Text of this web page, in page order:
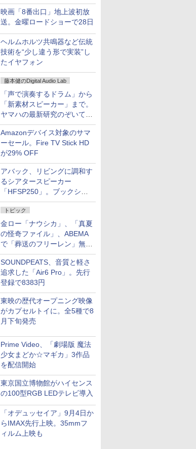
映画「8番出口」地上波初放
送。金曜ロードショーで28日
ヘルムホルツ共鳴器など伝統
技術を“少し違う形で実装”し
たイヤフォン
藤本健のDigital Audio Lab
「声で演奏するドラム」から
「新素材スピーカー」まで。
ヤマハの最新研究のぞいてき
た
Amazonデバイス対象のサマ
ーセール。Fire TV Stick HD
が29% OFF
アバック、リビングに調和す
るシアタースピーカー
「HFSP250」。ブックシェ
ルフはペア3万円以下
トピック
金ロー「ナウシカ」、「真夏
の怪奇ファイル」、ABEMA
で「葬送のフリーレン」無料
配信など。夏の特番・配信情
報
SOUNDPEATS、音質と軽さ
追求した「Air6 Pro」。先行
登録で8383円
東映の歴代オープニング映像
がカプセルトイに。全5種で8
月下旬発売
Prime Video、「劇場版 魔法
少女まどか☆マギカ」3作品
を配信開始
東京国立博物館がハイセンス
の100型RGB LEDテレビ導入
「オデュッセイア」9月4日か
らIMAX先行上映。35mmフ
ィルム上映も